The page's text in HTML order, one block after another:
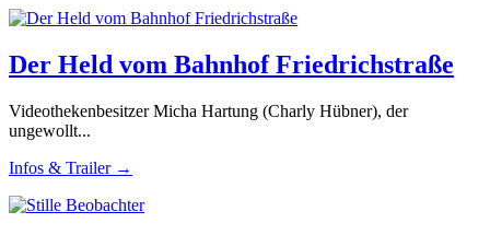
Der Held vom Bahnhof Friedrichstraße
Videothekenbesitzer Micha Hartung (Charly Hübner), der
ungewollt...
Infos & Trailer →